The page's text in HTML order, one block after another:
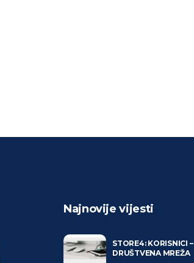
Najnovije vijesti
STORE4: KORISNICI –
DRUŠTVENA MREŽA